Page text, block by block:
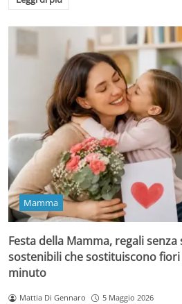
Mamma
Festa della Mamma, regali
sostenibili che sostituiscono fiori
minuto
Mattia Di Gennaro 5 Maggio 2026